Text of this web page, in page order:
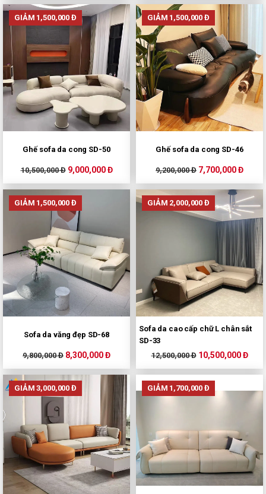
GIẢM 1,500,000 Đ
Ghế sofa da cong SD-50
10,500,000 Đ 9,000,000 Đ
GIẢM 1,500,000 Đ
Ghế sofa da cong SD-46
9,200,000 Đ 7,700,000 Đ
GIẢM 1,500,000 Đ
Sofa da văng đẹp SD-68
9,800,000 Đ 8,300,000 Đ
GIẢM 2,000,000 Đ
Sofa da cao cấp chữ L chân sắt
SD-33
12,500,000 Đ 10,500,000 Đ
GIẢM 3,000,000 Đ GIẢM 1,700,000 Đ